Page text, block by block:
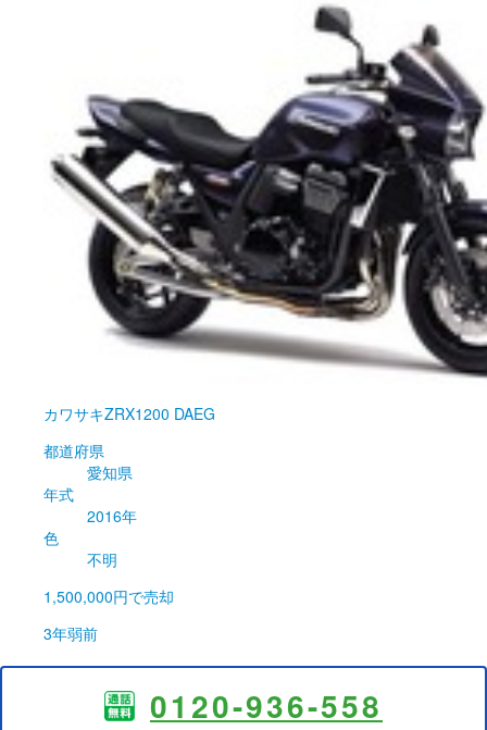
カワサキZRX1200 DAEG
都道府県
愛知県
年式
2016年
色
不明
1,500,000円で売却
3年弱前
0120-936-558